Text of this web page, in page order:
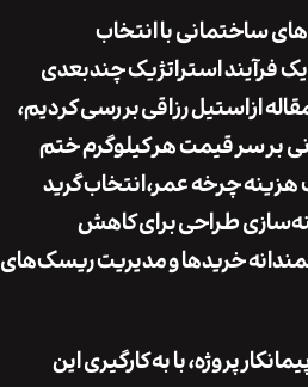
با انتخاب
استراتژیک چندبعدی
استیل رزاقیبررسی کردیم،
قیمت هر کیلوگرم ختم
چرخه عمر،انتخاب گرید
طراحیبرای کاهش
ومدیریت ریسک‌های
با به کارگیری این